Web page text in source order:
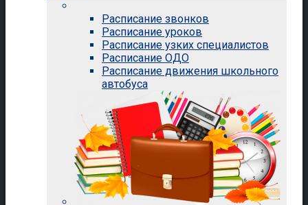
Расписание звонков
Расписание уроков
Расписание узких специалистов
Расписание ОДО
Расписание движения школьного
автобуса